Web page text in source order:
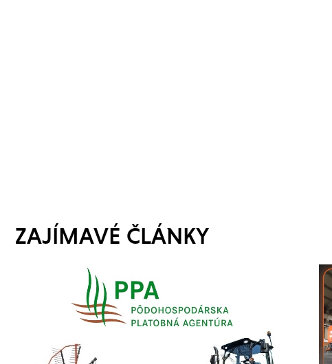
ZAJÍMAVÉ ČLÁNKY